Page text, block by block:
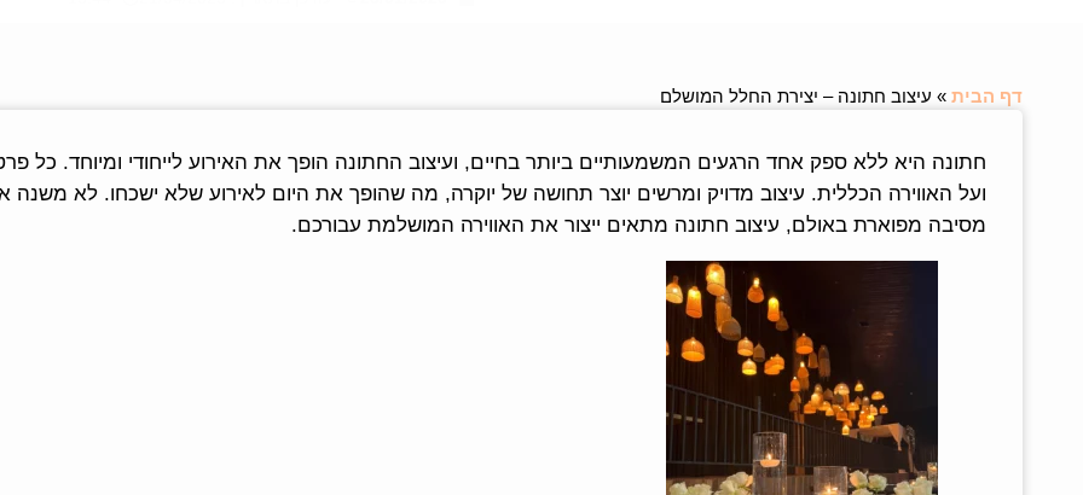
דף הבית » עיצוב חתונה – יצירת החלל המושלם
חתונה היא ללא ספק אחד הרגעים המשמעותיים ביותר בחיים, ועיצוב החתונה הופך את האירוע לייחודי ומיוחד.
ועל האווירה הכללית. עיצוב מדויק ומרשים יוצר תחושה של יוקרה, מה שהופך את היום לאירוע שלא ישכחו. לא
מסיבה מפוארת באולם, עיצוב חתונה מתאים ייצור את האווירה המושלמת עבורכם.